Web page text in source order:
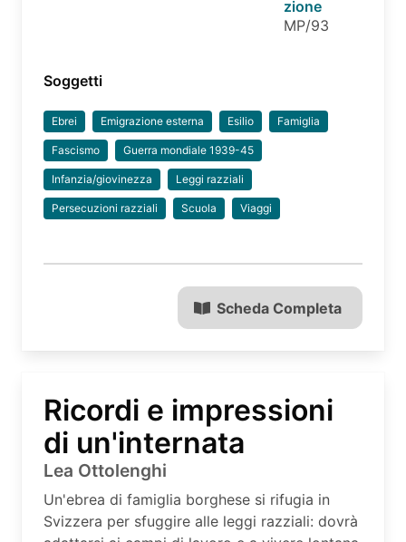
zione
MP/93
Soggetti
Ebrei Emigrazione esterna Esilio Famiglia
Fascismo Guerra mondiale 1939-45
Infanzia/giovinezza Leggi razziali
Persecuzioni razziali Scuola Viaggi
Scheda Completa
Ricordi e impressioni
di un'internata
Lea Ottolenghi
Un'ebrea di famiglia borghese si rifugia in
Svizzera per sfuggire alle leggi razziali: dovrà